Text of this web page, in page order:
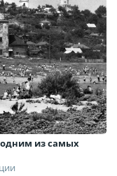
из самых